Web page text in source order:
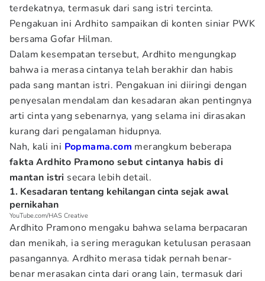
terdekatnya, termasuk dari sang istri tercinta.
Pengakuan ini Ardhito sampaikan di konten siniar PWK
bersama Gofar Hilman.
Dalam kesempatan tersebut, Ardhito mengungkap
bahwa ia merasa cintanya telah berakhir dan habis
pada sang mantan istri. Pengakuan ini diiringi dengan
penyesalan mendalam dan kesadaran akan pentingnya
arti cinta yang sebenarnya, yang selama ini dirasakan
kurang dari pengalaman hidupnya.
Nah, kali ini Popmama.com merangkum beberapa
fakta Ardhito Pramono sebut cintanya habis di
mantan istri secara lebih detail.
1. Kesadaran tentang kehilangan cinta sejak awal
pernikahan
YouTube.com/HAS Creative
Ardhito Pramono mengaku bahwa selama berpacaran
dan menikah, ia sering meragukan ketulusan perasaan
pasangannya. Ardhito merasa tidak pernah benar-
benar merasakan cinta dari orang lain, termasuk dari